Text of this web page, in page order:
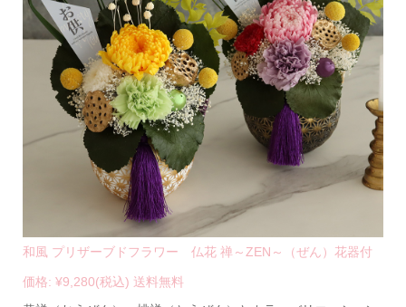
和風 プリザーブドフラワー 仏花 禅～ZEN～（ぜん）花器付
価格: ¥9,280(税込) 送料無料